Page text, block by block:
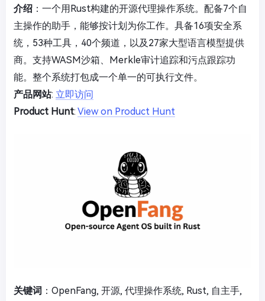
介绍 ：一个用Rust构建的开源代理操作系统。配备7个自
主操作的助手，能够按计划为你工作。具备16项安全系
统，53种工具，40个频道，以及27家大型语言模型提供
商。支持WASM沙箱、Merkle审计追踪和污点跟踪功
能。整个系统打包成一个单一的可执行文件。
产品网站: 立即访问
Product Hunt: View on Product Hunt
关键词 ：OpenFang, 开源, 代理操作系统, Rust, 自主手,